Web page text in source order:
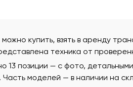
купить, взять в аренду
техника от
13 позиции — с фото,
Часть моделей — в наличии на